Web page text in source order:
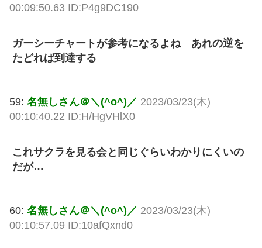
00:09:50.63 ID:P4g9DC190
ガーシーチャートが参考になるよね あれの逆を
たどれば到達する
59: 名無しさん＠＼(^o^)／ 2023/03/23(木)
00:10:40.22 ID:H/HgVHlX0
これサクラを見る会と同じぐらいわかりにくいの
だが…
60: 名無しさん＠＼(^o^)／ 2023/03/23(木)
00:10:57.09 ID:10afQxnd0